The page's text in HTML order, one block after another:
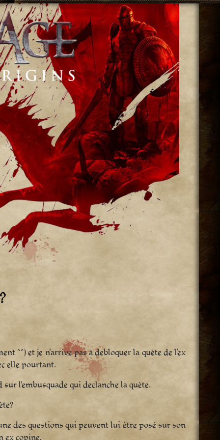
^^) et je n’arrive pas à debloquer la quète de l’ex
elle pourtant.
l’embusquade qui declanche la quète.
des questions qui peuvent lui être posé sur son
ex copine.